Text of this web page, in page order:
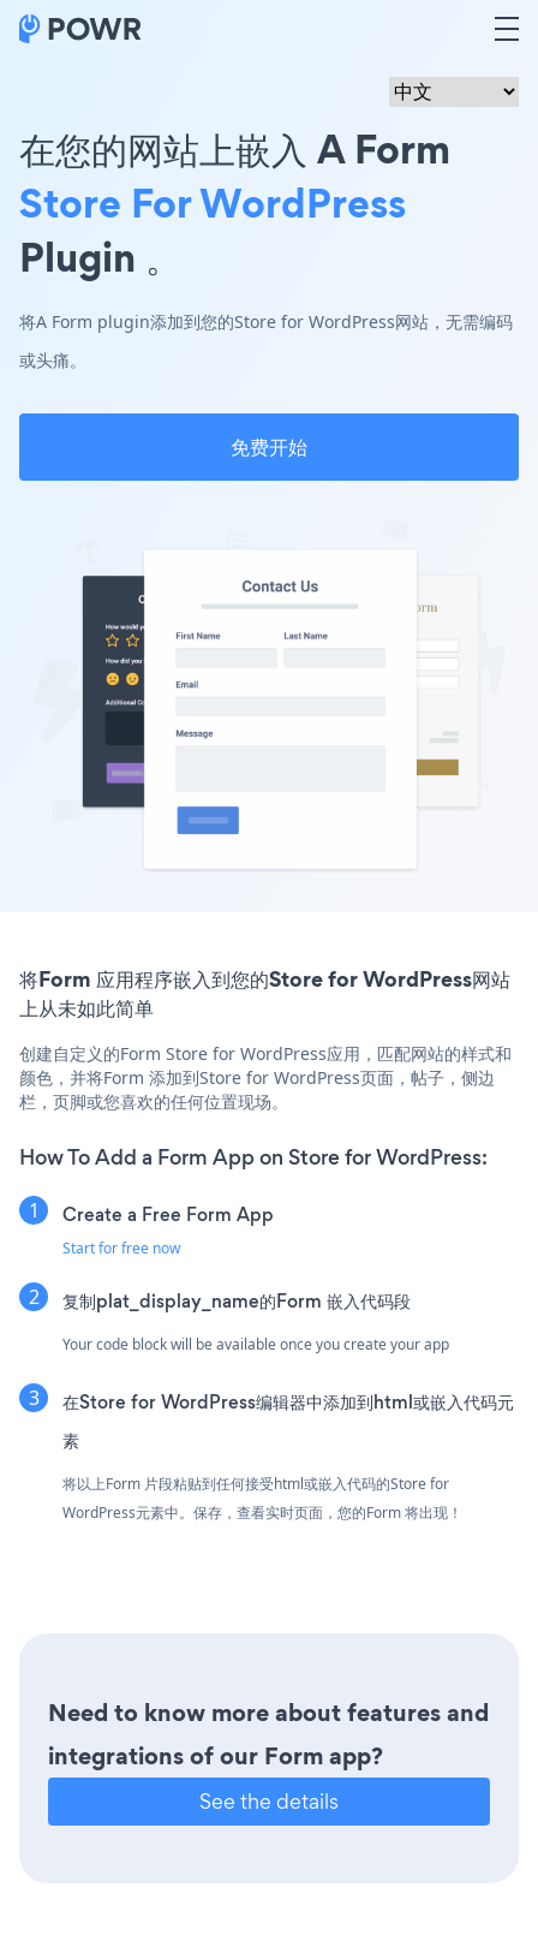
在您的网站上嵌入 A Form
Store For WordPress
Plugin 。
将A Form plugin添加到您的Store for WordPress网站，无需编码
或头痛。
免费开始
将Form 应用程序嵌入到您的Store for WordPress网站
上从未如此简单
创建自定义的Form Store for WordPress应用，匹配网站的样式和
颜色，并将Form 添加到Store for WordPress页面，帖子，侧边
栏，页脚或您喜欢的任何位置现场。
How To Add a Form App on Store for WordPress:
Create a Free Form App
Start for free now
复制plat_display_name的Form 嵌入代码段
Your code block will be available once you create your app
在Store for WordPress编辑器中添加到html或嵌入代码元
素
将以上Form 片段粘贴到任何接受html或嵌入代码的Store for
WordPress元素中。保存，查看实时页面，您的Form 将出现！
Need to know more about features and
integrations of our Form app?
See the details